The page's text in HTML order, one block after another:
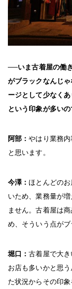
──いま古着屋の働
がブラックなんじ
ージとして少なく
という印象が多いの
阿部：やはり業務
と思います。
今澤：ほとんどの
いため、業務量が
ません。古着屋は
め、そういう点がブ
堀口：古着屋で大
お店も多いかと思
た状況からその印